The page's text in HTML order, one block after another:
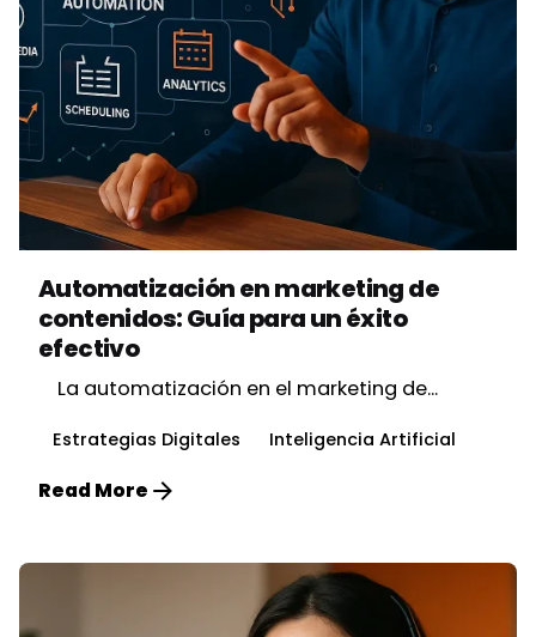
Posted by
Vbrand Agency
Automatización en marketing de
contenidos: Guía para un éxito
efectivo
La automatización en el marketing de...
Estrategias Digitales Inteligencia Artificial
Read More